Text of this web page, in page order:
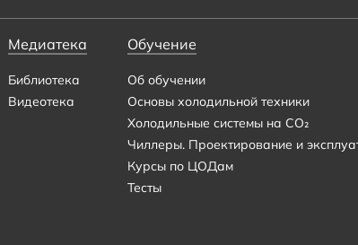
Медиатека
Библиотека
Видеотека
Обучение
Об обучении
Основы холодильной техники
Холодильные системы на CO₂
Чиллеры. Проектирование и
Курсы по ЦОДам
Тесты